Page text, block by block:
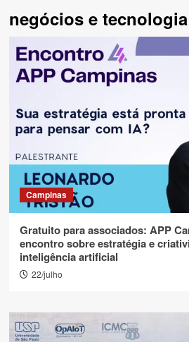
negócios e tecnologia
Campinas
Gratuito para associados: APP
encontro sobre estratégia e
inteligência artificial
22/julho